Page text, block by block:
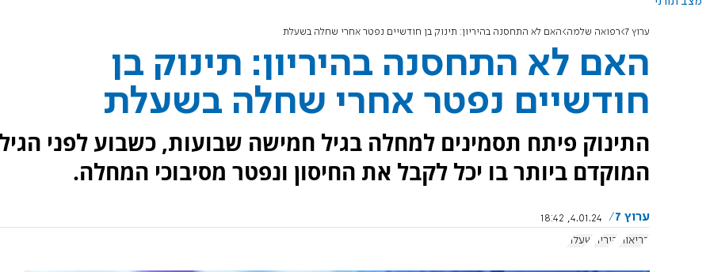
ערוץ 7 רפואה שלמה האם לא התחסנה בהיריון: תינוק בן חודשיים נפטר אחרי שחלה בשעלת
האם לא התחסנה בהיריון: תינוק בן
חודשיים נפטר אחרי שחלה בשעלת
התינוק פיתח תסמינים למחלה בגיל חמישה שבועות, כשבוע לפני
המוקדם ביותר בו יכל לקבל את החיסון ונפטר מסיבוכי המחלה.
ערוץ 7
4.01.24, 18:42
בריאות
היריון שעלת